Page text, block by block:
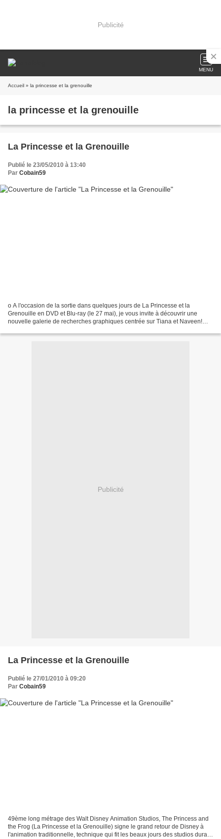
Publicité
MENU
Accueil » la princesse et la grenouille
la princesse et la grenouille
La Princesse et la Grenouille
Publié le 23/05/2010 à 13:40
Par Cobain59
o A l'occasion de la sortie dans quelques jours de La Princesse et la
Grenouille en DVD et Blu-ray (le 27 mai), je vous invite à découvrir une
nouvelle galerie de recherches graphiques centrée sur Tiana et Naveen!
Publicité
La Princesse et la Grenouille
Publié le 27/01/2010 à 09:20
Par Cobain59
49ème long métrage des Walt Disney Animation Studios, The Princess and
the Frog (La Princesse et la Grenouille) signe le grand retour de Disney à
l'animation traditionnelle, technique qui fit les beaux jours des studios durant